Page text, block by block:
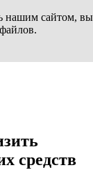
нашим сайтом, вы
средств